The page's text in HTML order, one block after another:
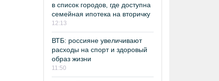
в список городов, где доступна
семейная ипотека на вторичку
12:13
ВТБ: россияне увеличивают
расходы на спорт и здоровый
образ жизни
11:50